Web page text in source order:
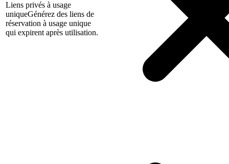
Liens privés à usage
uniqueGénérez des liens de
réservation à usage unique
qui expirent après utilisation.